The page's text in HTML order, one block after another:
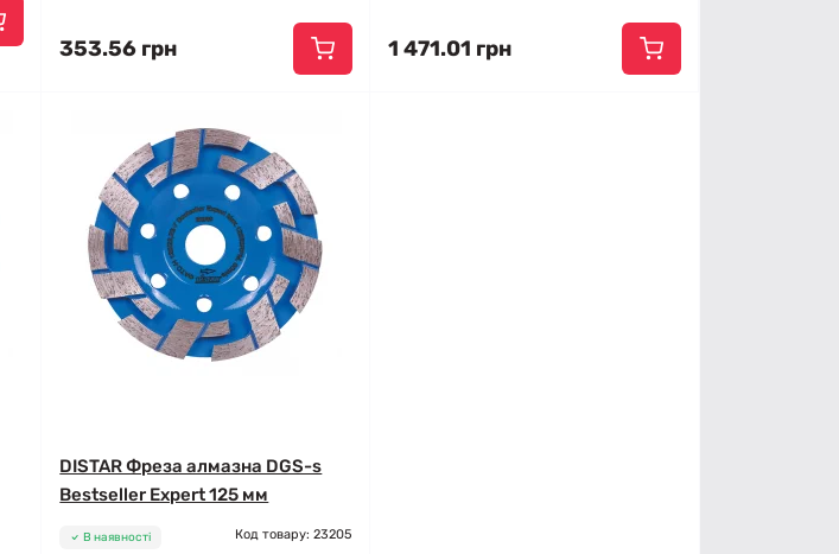
353.56 грн 1 471.01 грн
DISTAR Фреза алмазна DGS-s
Bestseller Expert 125 мм
В наявності Код товару: 23205